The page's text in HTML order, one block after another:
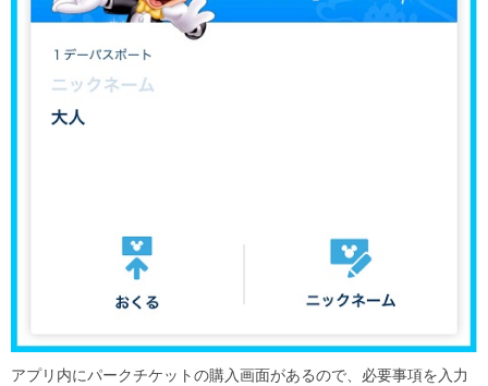
アプリ内にパークチケットの購入画面があるので、必要事項を入力